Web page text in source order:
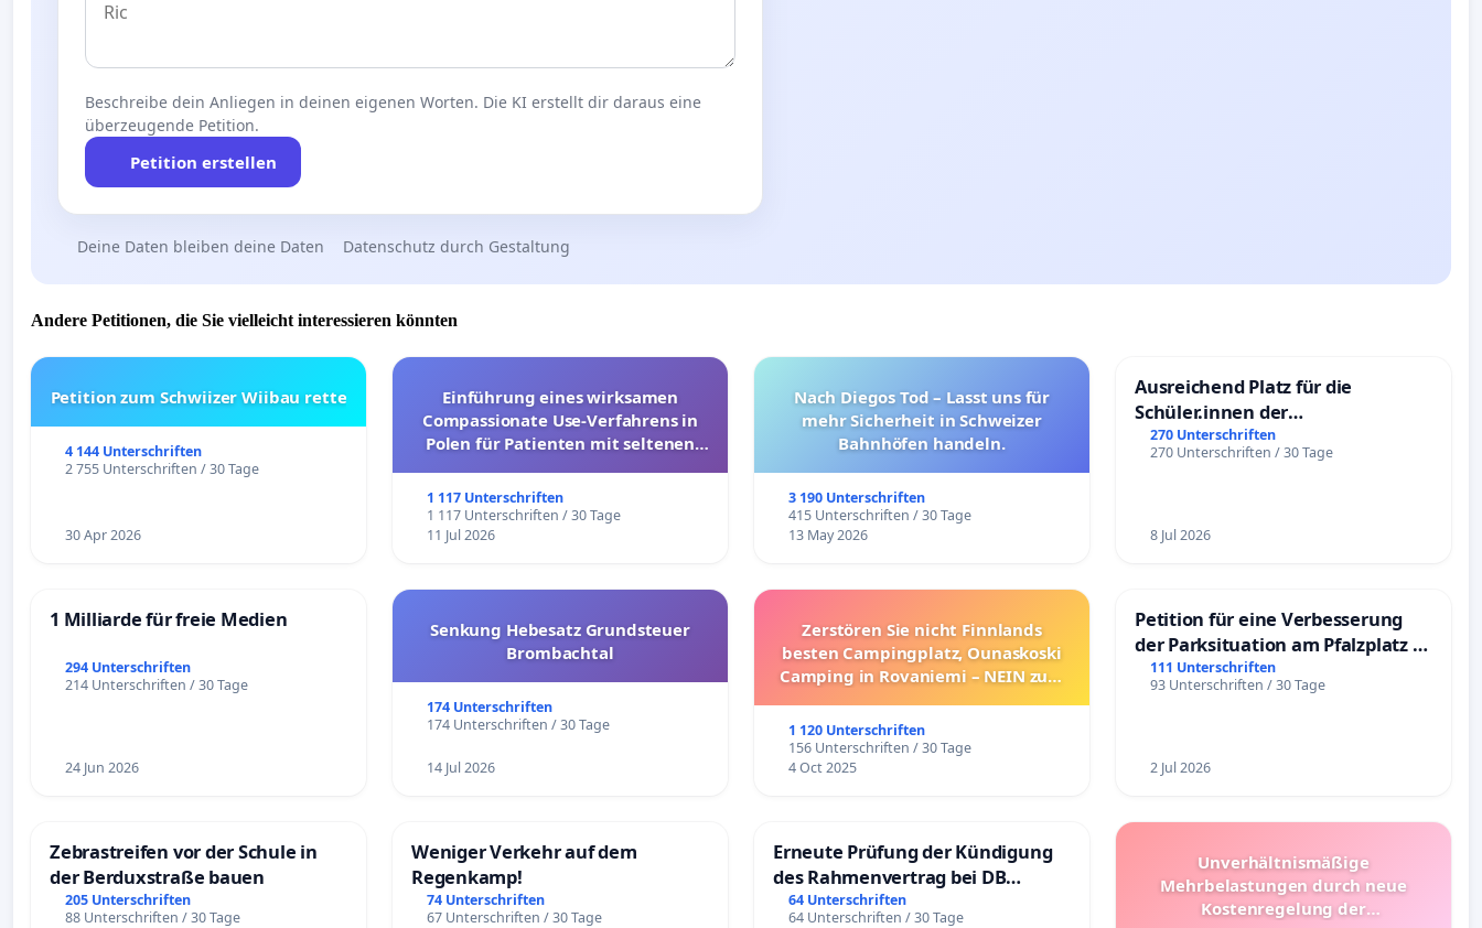
Beschreibe dein Anliegen in deinen eigenen Worten. Die KI erstellt dir daraus eine
überzeugende Petition.
Petition erstellen
Deine Daten bleiben deine Daten Datenschutz durch Gestaltung
Andere Petitionen, die Sie vielleicht interessieren könnten
Petition zum Schwiizer Wiibau rette
4 144 Unterschriften
2 755 Unterschriften / 30 Tage
30 Apr 2026
Einführung eines wirksamen
Compassionate Use-Verfahrens in
Polen für Patienten mit seltenen
1 117 Unterschriften
1 117 Unterschriften / 30 Tage
11 Jul 2026
Nach Diegos Tod – Lasst uns für
mehr Sicherheit in Schweizer
Bahnhöfen handeln.
3 190 Unterschriften
415 Unterschriften / 30 Tage
13 May 2026
Ausreichend Platz für die
Schüler.innen der
Schönbergschule
270 Unterschriften
270 Unterschriften / 30 Tage
8 Jul 2026
1 Milliarde für freie Medien
294 Unterschriften
214 Unterschriften / 30 Tage
24 Jun 2026
Senkung Hebesatz Grundsteuer
Brombachtal
174 Unterschriften
174 Unterschriften / 30 Tage
14 Jul 2026
Zerstören Sie nicht Finnlands
besten Campingplatz, Ounaskoski
Camping in Rovaniemi – NEIN zum
1 120 Unterschriften
156 Unterschriften / 30 Tage
4 Oct 2025
Petition für eine Verbesserung
der Parksituation am Pfalzplatz in
Mannheim
111 Unterschriften
93 Unterschriften / 30 Tage
2 Jul 2026
Zebrastreifen vor der Schule in
der Berduxstraße bauen
205 Unterschriften
88 Unterschriften / 30 Tage
Weniger Verkehr auf dem
Regenkamp!
74 Unterschriften
67 Unterschriften / 30 Tage
Erneute Prüfung der Kündigung
des Rahmenvertrag bei DB
Fahrwegdienste Gmbh
64 Unterschriften
64 Unterschriften / 30 Tage
Unverhältnismäßige
Mehrbelastungen durch neue
Kostenregelung der